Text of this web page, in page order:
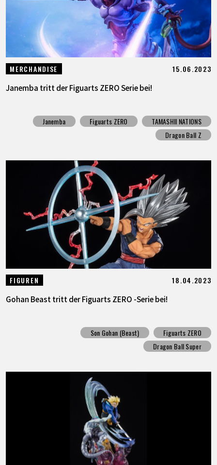
MERCHANDISE 15.06.2023
Janemba tritt der Figuarts ZERO Serie bei!
Janemba Figuarts ZERO
TAMASHII NATIONS
Dragon Ball Z
FIGUREN 18.04.2023
Gohan Beast tritt der Figuarts ZERO -Serie bei!
Son Gohan (Beast)
Figuarts ZERO
Dragon Ball Super